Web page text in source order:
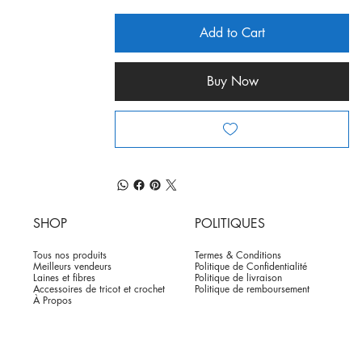
Add to Cart
Buy Now
SHOP
Tous nos produits
Meilleurs vendeurs
Laines et fibres
Accessoires de tricot et crochet
À Propos
POLITIQUES
Termes & Conditions
Politique de Confidentialité
Politique de livraison
Politique de remboursement